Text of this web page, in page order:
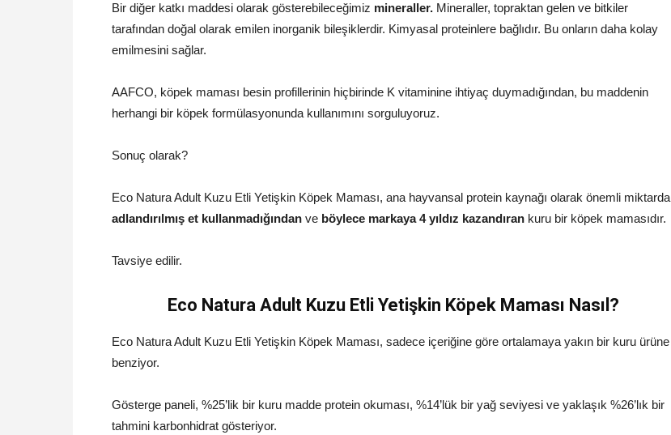
Bir diğer katkı maddesi olarak gösterebileceğimiz mineraller. Mineraller, topraktan gelen ve bitkiler
tarafından doğal olarak emilen inorganik bileşiklerdir. Kimyasal proteinlere bağlıdır. Bu onların daha kolay
emilmesini sağlar.
AAFCO, köpek maması besin profillerinin hiçbirinde K vitaminine ihtiyaç duymadığından, bu maddenin
herhangi bir köpek formülasyonunda kullanımını sorguluyoruz.
Sonuç olarak?
Eco Natura Adult Kuzu Etli Yetişkin Köpek Maması, ana hayvansal protein kaynağı olarak önemli miktarda
adlandırılmış et kullanmadığından ve böylece markaya 4 yıldız kazandıran kuru bir köpek mamasıdır.
Tavsiye edilir.
Eco Natura Adult Kuzu Etli Yetişkin Köpek Maması Nasıl?
Eco Natura Adult Kuzu Etli Yetişkin Köpek Maması, sadece içeriğine göre ortalamaya yakın bir kuru ürüne
benziyor.
Gösterge paneli, %25’lik bir kuru madde protein okuması, %14’lük bir yağ seviyesi ve yaklaşık %26’lık bir
tahmini karbonhidrat gösteriyor.